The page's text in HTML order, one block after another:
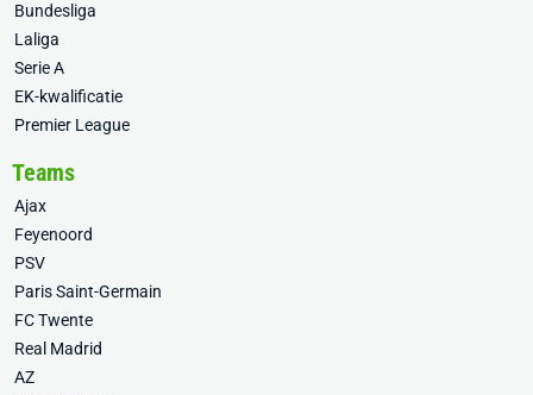
Bundesliga
Laliga
Serie A
EK-kwalificatie
Premier League
Teams
Ajax
Feyenoord
PSV
Paris Saint-Germain
FC Twente
Real Madrid
AZ